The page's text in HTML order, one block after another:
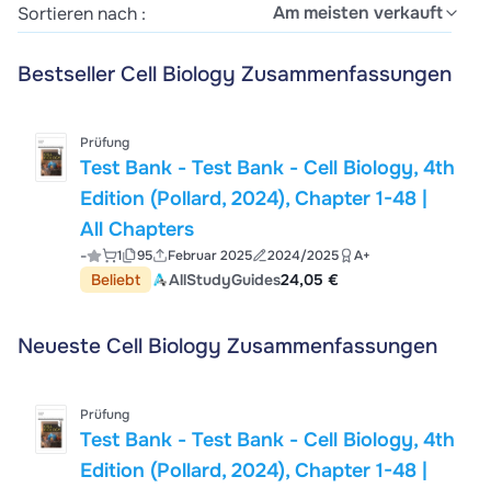
Sortieren nach :
Am meisten verkauft
Bestseller Cell Biology Zusammenfassungen
Prüfung
Test Bank - Test Bank - Cell Biology, 4th
Edition (Pollard, 2024), Chapter 1-48 |
All Chapters
- 1 95 Februar 2025 2024/2025 A+
Beliebt AllStudyGuides24,05 €
Neueste Cell Biology Zusammenfassungen
Prüfung
Test Bank - Test Bank - Cell Biology, 4th
Edition (Pollard, 2024), Chapter 1-48 |